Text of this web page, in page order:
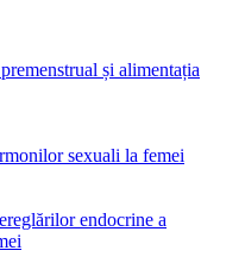
și alimentația
sexuali la femei
endocrine a